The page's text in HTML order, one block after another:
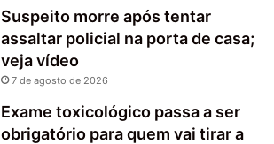
Suspeito morre após tentar
assaltar policial na porta de casa;
veja vídeo
7 de agosto de 2026
Exame toxicológico passa a ser
obrigatório para quem vai tirar a